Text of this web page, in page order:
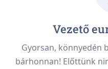
Vezető
Gyorsan, könnyedén
bárhonnan! Előttünk